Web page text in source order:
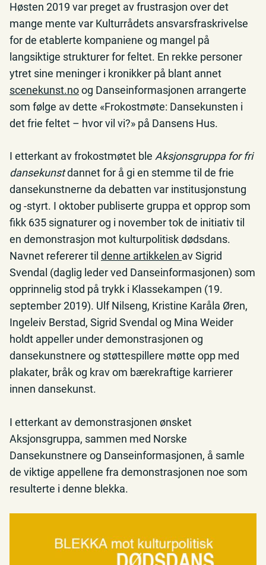
Høsten 2019 var preget av frustrasjon over det
mange mente var Kulturrådets ansvarsfraskrivelse
for de etablerte kompaniene og mangel på
langsiktige strukturer for feltet. En rekke personer
ytret sine meninger i kronikker på blant annet
scenekunst.noog Danseinformasjonen arrangerte
som følge av dette «Frokostmøte: Dansekunsten i
det frie feltet – hvor vil vi?» på Dansens Hus.
I etterkant av frokostmøtet ble Aksjonsgruppa for fri
dansekunstdannet for å gi en stemme til de frie
dansekunstnerne da debatten var institusjonstung
og -styrt. I oktober publiserte gruppa et opprop som
fikk 635 signaturer og i november tok de initiativ til
en demonstrasjon mot kulturpolitisk dødsdans.
Navnet refererer til denne artikkelen av Sigrid
Svendal (daglig leder ved Danseinformasjonen) som
opprinnelig stod på trykk i Klassekampen (19.
september 2019). Ulf Nilseng, Kristine Karåla Øren,
Ingeleiv Berstad, Sigrid Svendal og Mina Weider
holdt appeller under demonstrasjonen og
dansekunstnere og støttespillere møtte opp med
plakater, bråk og krav om bærekraftige karrierer
innen dansekunst.
I etterkant av demonstrasjonen ønsket
Aksjonsgruppa, sammen med Norske
Dansekunstnere og Danseinformasjonen, å samle
de viktige appellene fra demonstrasjonen noe som
resulterte i denne blekka.